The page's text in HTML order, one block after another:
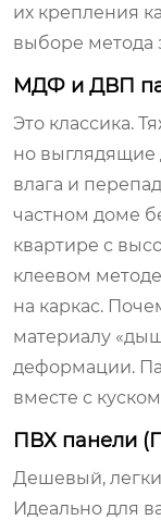
их крепления
выборе метода
МДФ и ДВП
Это классика.
но
влага и
частном доме
квартире с
клеевом
на каркас.
материалу
деформации.
вместе с
ПВХ панели
Дешевый,
Идеально для